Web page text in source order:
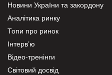
Новини України та закордону
Аналітика ринку
Топи про ринок
Інтерв’ю
Відео-тренінги
Світовий досвід